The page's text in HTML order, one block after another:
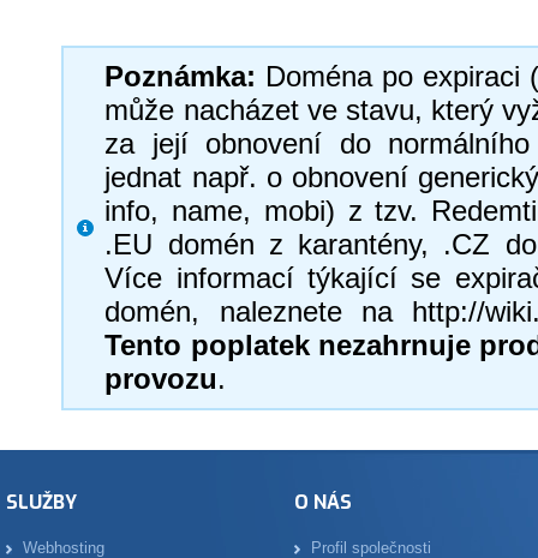
Poznámka: Doména po expiraci
může nacházet ve stavu, který
za její obnovení do
jednat např. o obnovení
info, name, mobi) z tzv.
.EU domén z karantény, .CZ
Více informací týkající se
domén, naleznete na http://
Tento poplatek nezahrnuje
provozu.
SLUŽBY
Webhosting
O NÁS
Profil společnosti